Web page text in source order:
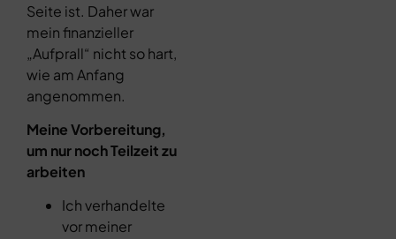
Seite ist. Daher war
mein finanzieller
„Aufprall“ nicht so hart,
wie am Anfang
angenommen.
Meine Vorbereitung,
um nur noch Teilzeit zu
arbeiten
Ich verhandelte
vor meiner